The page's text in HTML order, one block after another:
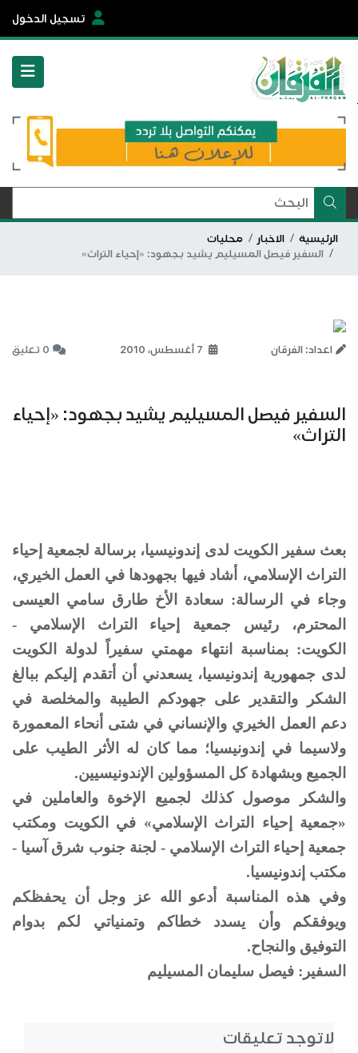
تسجيل الدخول
الرئيسية الاخبار
محليات
السفير فيصل المسيليم يشيد بجهود: «إحياء التراث»
اعداد: الفرقان 0 تعليق
السفير فيصل المسيليم يشيد بجهود: «إحياء
التراث»
بعث سفير الكويت لدى إندونيسيا، برسالة لجمعية إحياء
التراث الإسلامي، أشاد فيها بجهودها في العمل الخيري،
وجاء في الرسالة: سعادة الأخ طارق سامي العيسى
المحترم، رئيس جمعية إحياء التراث الإسلامي -
الكويت: بمناسبة انتهاء مهمتي سفيراً لدولة الكويت
لدى جمهورية إندونيسيا، يسعدني أن أتقدم إليكم ببالغ
الشكر والتقدير على جهودكم الطيبة والمخلصة في
دعم العمل الخيري والإنساني في شتى أنحاء المعمورة
ولاسيما في إندونيسيا؛ مما كان له الأثر الطيب على
الجميع وبشهادة كل المسؤولين الإندونيسيين.
والشكر موصول كذلك لجميع الإخوة والعاملين في
«جمعية إحياء التراث الإسلامي» في الكويت ومكتب
جمعية إحياء التراث الإسلامي - لجنة جنوب شرق آسيا -
مكتب إندونيسيا.
وفي هذه المناسبة أدعو الله عز وجل أن يحفظكم
ويوفقكم وأن يسدد خطاكم وتمنياتي لكم بدوام
التوفيق والنجاح.
السفير: فيصل سليمان المسيليم
لاتوجد تعليقات